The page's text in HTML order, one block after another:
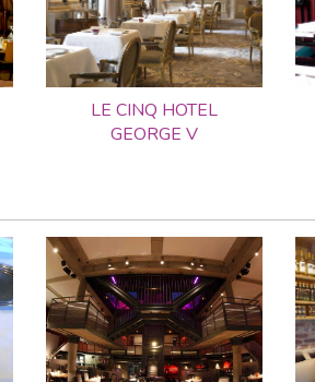
LE CINQ HOTEL
GEORGE V